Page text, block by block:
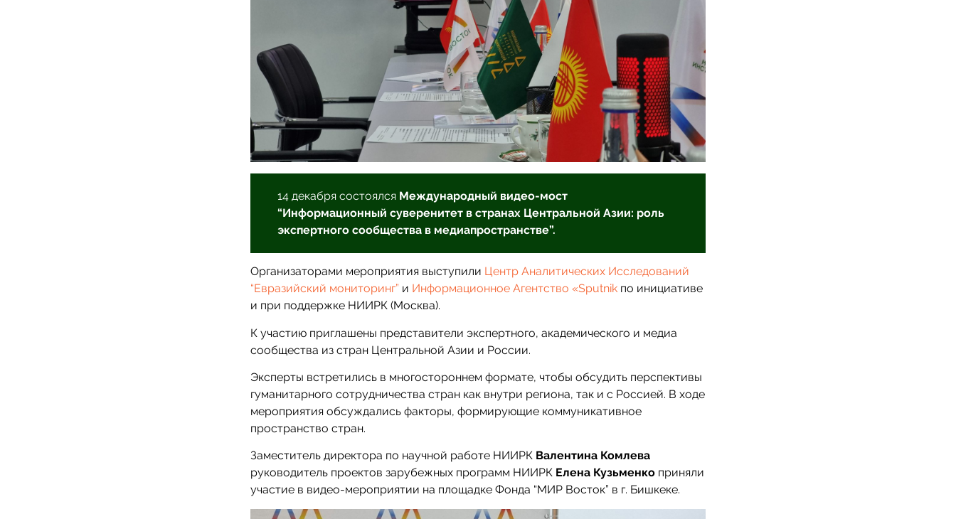
14 декабря состоялся Международный видео-мост
“Информационный суверенитет в странах Центральной Азии: роль
экспертного сообщества в медиапространстве”.
Организаторами мероприятия выступили Центр Аналитических Исследований
“Евразийский мониторинг” и Информационное Агентство «Sputnik по инициативе
и при поддержке НИИРК (Москва).
К участию приглашены представители экспертного, академического и медиа
сообщества из стран Центральной Азии и России.
Эксперты встретились в многостороннем формате, чтобы обсудить перспективы
гуманитарного сотрудничества стран как внутри региона, так и с Россией. В ходе
мероприятия обсуждались факторы, формирующие коммуникативное
пространство стран.
Заместитель директора по научной работе НИИРК Валентина Комлева
руководитель проектов зарубежных программ НИИРК Елена Кузьменко приняли
участие в видео-мероприятии на площадке Фонда “МИР Восток” в г. Бишкеке.